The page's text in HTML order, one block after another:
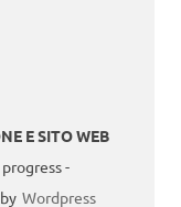
E SITO WEB
-
Wordpress